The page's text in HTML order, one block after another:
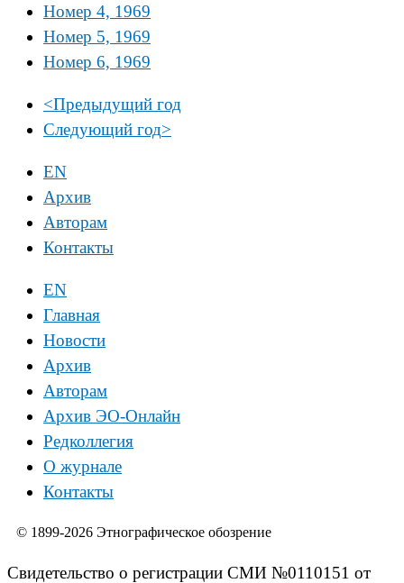
Номер 4, 1969
Номер 5, 1969
Номер 6, 1969
<Предыдущий год
Следующий год>
EN
Архив
Авторам
Контакты
EN
Главная
Новости
Архив
Авторам
Архив ЭО-Онлайн
Редколлегия
О журнале
Контакты
© 1899-2026 Этнографическое обозрение
Свидетельство о регистрации СМИ №0110151 от